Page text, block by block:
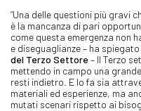
“Una delle questioni più gravi
è la mancanza di pari
come questa emergenza non
e diseguaglianze – ha spiegato
del Terzo Settore – Il Terzo
mettendo in campo una
resti indietro. E lo fa sia
materiali ed esperienze, ma
mutati scenari rispetto ai